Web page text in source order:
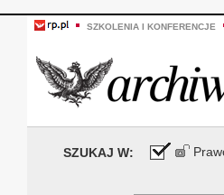
SZKOLENIA I KONFERENCJE
SZUKAJ W: